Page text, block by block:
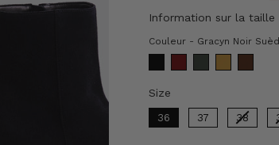
Information sur la taille
Couleur - Gracyn Noir
Size
36 37 38